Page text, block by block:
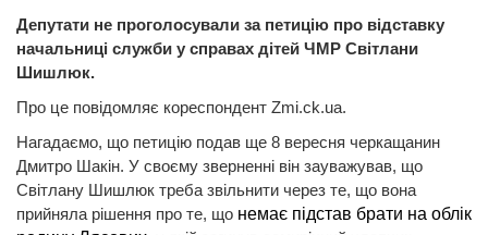
Депутати не проголосували за петицію про відставку
начальниці служби у справах дітей ЧМР Світлани
Шишлюк.
Про це повідомляє кореспондент Zmi.ck.ua.
Нагадаємо, що петицію подав ще 8 вересня черкащанин
Дмитро Шакін. У своєму зверненні він зауважував, що
Світлану Шишлюк треба звільнити через те, що вона
прийняла рішення про те, що немає підстав брати на облік